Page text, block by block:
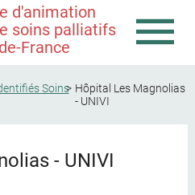
d'animation
soins palliatifs
France
Soins Hôpital Les Magnolias
- UNIVI
- UNIVI